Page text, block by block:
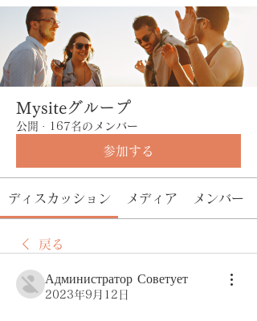
Mysiteグループ
公開 · 167名のメンバー
参加する
ディスカッション メディア メンバー
戻る
Администратор Советует
2023年9月12日